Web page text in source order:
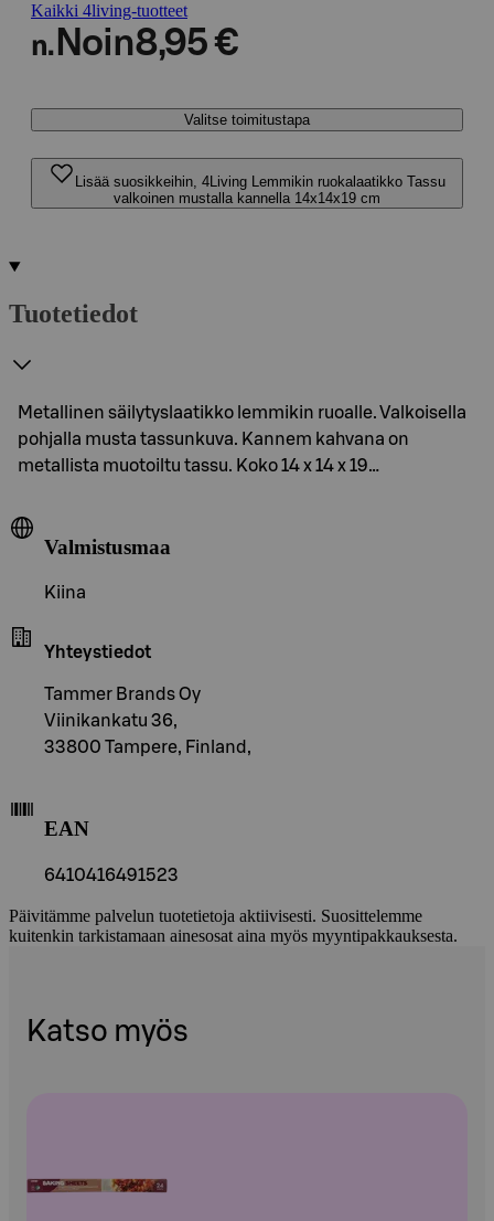
Kaikki 4living-tuotteet
n. Noin8,95 €
Valitse toimitustapa
Lisää suosikkeihin, 4Living Lemmikin ruokalaatikko Tassu
valkoinen mustalla kannella 14x14x19 cm
Tuotetiedot
Metallinen säilytyslaatikko lemmikin ruoalle. Valkoisella
pohjalla musta tassunkuva. Kannem kahvana on
metallista muotoiltu tassu. Koko 14 x 14 x 19…
Valmistusmaa
Kiina
Yhteystiedot
Tammer Brands Oy
Viinikankatu 36,
33800 Tampere, Finland,
EAN
6410416491523
Päivitämme palvelun tuotetietoja aktiivisesti. Suosittelemme
kuitenkin tarkistamaan ainesosat aina myös myyntipakkauksesta.
Katso myös